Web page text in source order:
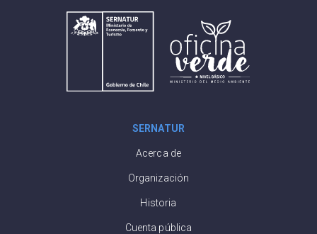
SERNATUR
Acerca de
Organización
Historia
Cuenta pública